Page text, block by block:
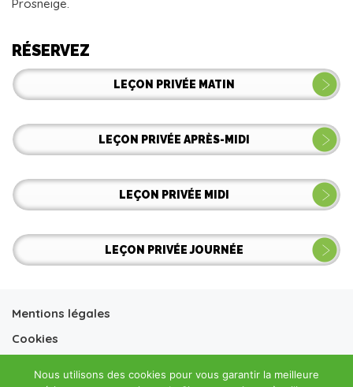
Prosneige.
RÉSERVEZ
LEÇON PRIVÉE MATIN
LEÇON PRIVÉE APRÈS-MIDI
LEÇON PRIVÉE MIDI
LEÇON PRIVÉE JOURNÉE
Mentions légales
Cookies
Nous utilisons des cookies pour vous garantir la meilleure